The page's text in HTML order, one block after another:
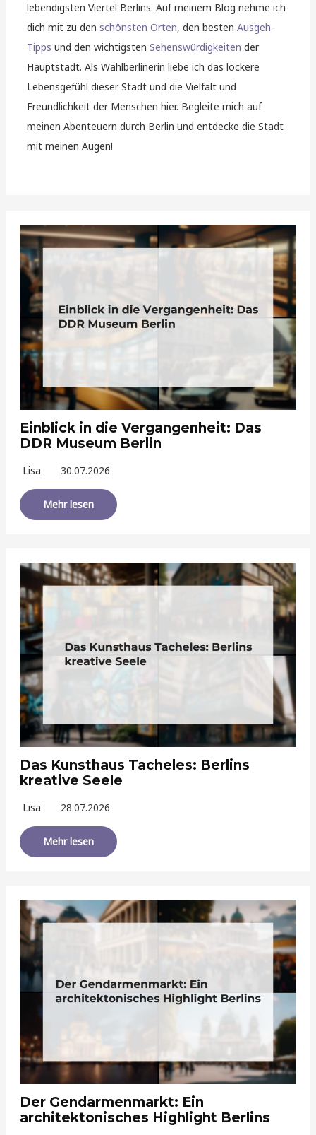
lebendigsten Viertel Berlins. Auf meinem Blog nehme ich
dich mit zu denschönsten Orten, den bestenAusgeh-
Tipps und den wichtigstenSehenswürdigkeiten der
Hauptstadt. Als Wahlberlinerin liebe ich das lockere
Lebensgefühl dieser Stadt und die Vielfalt und
Freundlichkeit der Menschen hier. Begleite mich auf
meinen Abenteuern durch Berlin und entdecke die Stadt
mit meinen Augen!
Einblick in die Vergangenheit: Das
DDR Museum Berlin
Lisa 30.07.2026
Mehr lesen
Das Kunsthaus Tacheles: Berlins
kreative Seele
Lisa 28.07.2026
Mehr lesen
Der Gendarmenmarkt: Ein
architektonisches Highlight Berlins